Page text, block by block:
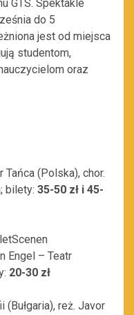
GTS. Spektakle
do 5
jest od miejsca
studentom,
oraz
Tańca (Polska), chor.
bilety: 35-50 zł i 45-
Engel – Teatr
20-30 zł
reż. Javor